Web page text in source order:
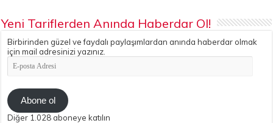
Yeni Tariflerden Anında Haberdar Ol!
Birbirinden güzel ve faydalı paylaşımlardan anında haberdar olmak
için mail adresinizi yazınız.
E-
posta
Abone ol
Diğer 1.028 aboneye katılın